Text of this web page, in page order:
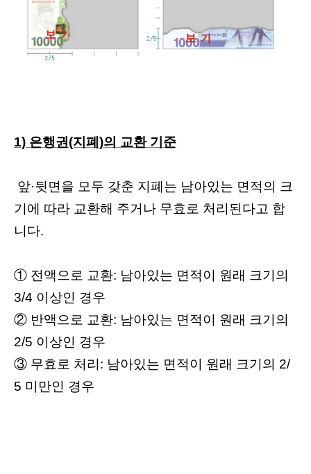
1) 은행권(지폐)의 교환 기준
앞·뒷면을 모두 갖춘 지폐는 남아있는 면적의 크
기에 따라 교환해 주거나 무효로 처리된다고 합
니다.
① 전액으로 교환: 남아있는 면적이 원래 크기의
3/4 이상인 경우
② 반액으로 교환: 남아있는 면적이 원래 크기의
2/5 이상인 경우
③ 무효로 처리: 남아있는 면적이 원래 크기의 2/
5 미만인 경우